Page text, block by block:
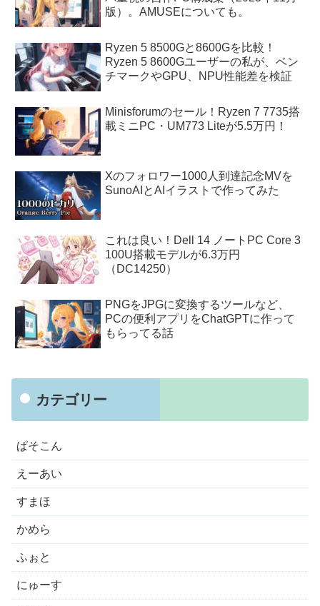
版）。AMUSEについても。
Ryzen 5 8500Gと8600Gを比較！
Ryzen 5 8600Gユーザーの私が、ベン
チマークやGPU、NPU性能差を検証
Minisforumのセール！Ryzen 7 7735搭
載ミニPC・UM773 Liteが5.5万円！
Xのフォロワー1000人到達記念MVを
SunoAIとAIイラストで作ってみた
これは良い！Dell 14 ノートPC Core 3
100U搭載モデルが6.3万円
（DC14250）
PNGをJPGに変換するツールなど、
PCの便利アプリをChatGPTに作って
もらってる話
カテゴリー
ぱそこん
えーあい
すまほ
かめら
ふぉと
にゅーす